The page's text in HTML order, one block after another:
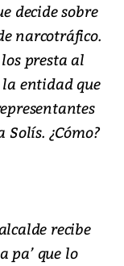
decide sobre
narcotráfico.
presta al
entidad que
¿Cómo?
recibe
pa’ que lo